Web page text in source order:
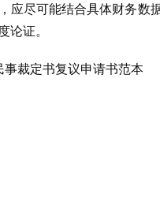
应尽可能结合具体财务数
论证。